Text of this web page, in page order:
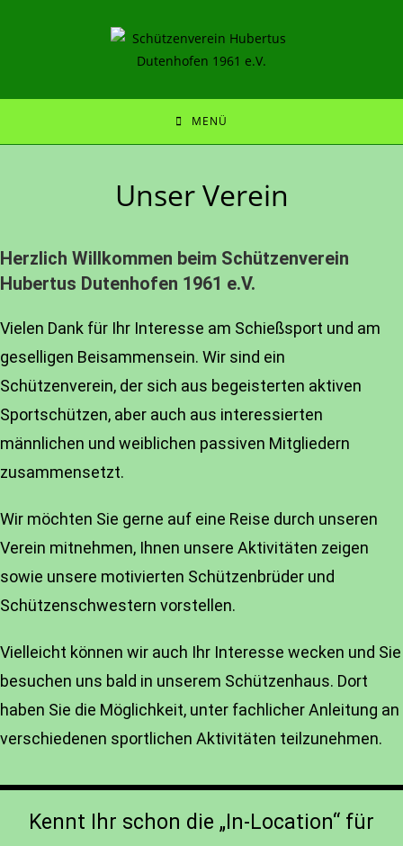
MENÜ
Unser Verein
Herzlich Willkommen beim Schützenverein
Hubertus Dutenhofen 1961 e.V.
Vielen Dank für Ihr Interesse am Schießsport und am
geselligen Beisammensein. Wir sind ein
Schützenverein, der sich aus begeisterten aktiven
Sportschützen, aber auch aus interessierten
männlichen und weiblichen passiven Mitgliedern
zusammensetzt.
Wir möchten Sie gerne auf eine Reise durch unseren
Verein mitnehmen, Ihnen unsere Aktivitäten zeigen
sowie unsere motivierten Schützenbrüder und
Schützenschwestern vorstellen.
Vielleicht können wir auch Ihr Interesse wecken und Sie
besuchen uns bald in unserem Schützenhaus. Dort
haben Sie die Möglichkeit, unter fachlicher Anleitung an
verschiedenen sportlichen Aktivitäten teilzunehmen.
Kennt Ihr schon die „In-Location“ für